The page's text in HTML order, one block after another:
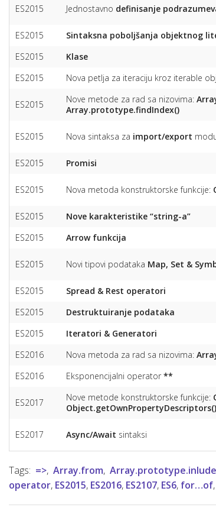
ES2015 Jednostavno definisanje
ES2015
Sintaksna poboljšanja objektnog
ES2015
Klase
ES2015
Nova petlja za iteraciju kroz iterable
ES2015 Nove metode za rad sa nizovima:
Array.prototype.findIndex()
ES2015 Nova sintaksa za import/export
ES2015
Promisi
ES2015 Nova metoda konstruktorske funkcije:
ES2015
Nove karakteristike “string-a”
ES2015
Arrow funkcija
ES2015 Novi tipovi podataka Map, Set &
ES2015
Spread & Rest operatori
ES2015
Destruktuiranje podataka
ES2015
Iteratori & Generatori
ES2016
Nova metoda za rad sa nizovima:
ES2016
Eksponencijalni operator **
ES2017 Nove metode konstruktorske funkcije:
Object.getOwnPropertyDescriptors()
ES2017 Async/Await sintaksi
Tags: =>,Array.from,
operator, ES2015, ES2016, ES2107, ES6, for…of,